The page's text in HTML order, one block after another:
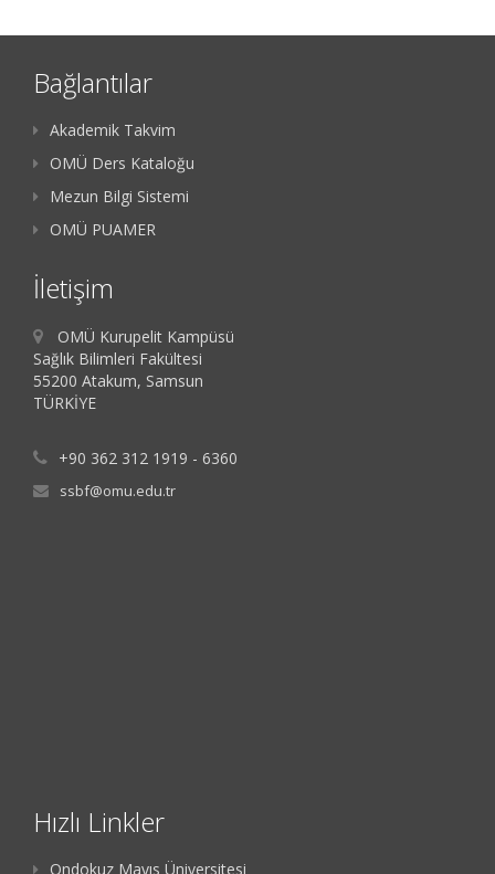
Bağlantılar
Akademik Takvim
OMÜ Ders Kataloğu
Mezun Bilgi Sistemi
OMÜ PUAMER
İletişim
OMÜ Kurupelit Kampüsü
Sağlık Bilimleri Fakültesi
55200 Atakum, Samsun
TÜRKİYE
+90 362 312 1919 - 6360
ssbf@omu.edu.tr
Hızlı Linkler
Ondokuz Mayıs Üniversitesi